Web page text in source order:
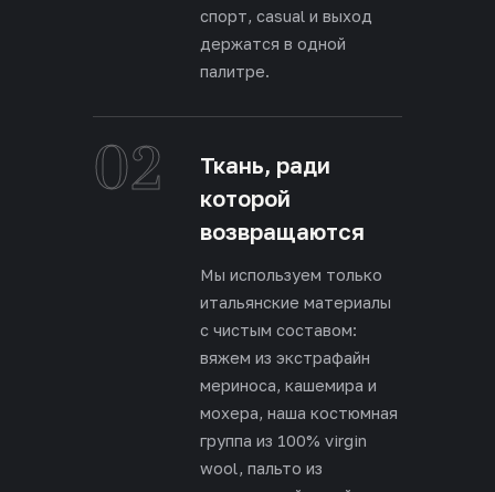
спорт, casual и выход
держатся в одной
палитре.
02
Ткань, ради
которой
возвращаются
Мы используем только
итальянские материалы
с чистым составом:
вяжем из экстрафайн
мериноса, кашемира и
мохера, наша костюмная
группа из 100% virgin
wool, пальто из